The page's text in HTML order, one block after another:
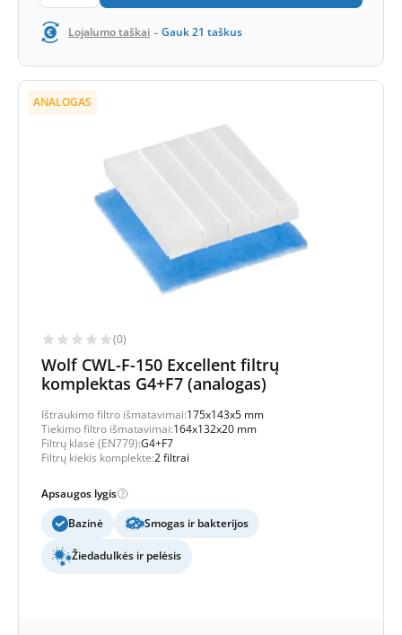
Lojalumo taškai - Gauk21 taškus
ANALOGAS
(0)
Wolf CWL-F-150 Excellent filtrų
komplektas G4+F7 (analogas)
Ištraukimo filtro išmatavimai:175x143x5 mm
Tiekimo filtro išmatavimai:164x132x20 mm
Filtrų klasė (EN779):G4+F7
Filtrų kiekis komplekte:2 filtrai
Apsaugos lygis
Bazinė
Smogas ir bakterijos
Žiedadulkės ir pelėsis